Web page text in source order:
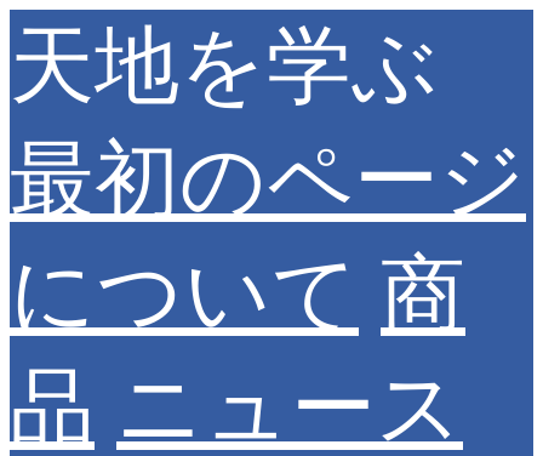
天地を学ぶ
最初のページ
について 商
品 ニュース